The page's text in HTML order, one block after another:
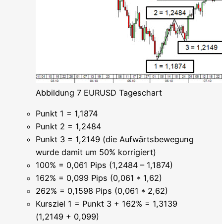
Abbil­dung 7 EURUSD Tageschart
Punkt 1 = 1,1874
Punkt 2 = 1,2484
Punkt 3 = 1,2149 (die Auf­wärts­be­we­gung
wur­de damit um 50% korrigiert)
100% = 0,061 Pips (1,2484 – 1,1874)
162% = 0,099 Pips (0,061 * 1,62)
262% = 0,1598 Pips (0,061 * 2,62)
Kurs­ziel 1 = Punkt 3 + 162% = 1,3139
(1,2149 + 0,099)